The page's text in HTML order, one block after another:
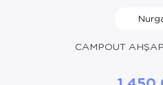
CAMPOUT